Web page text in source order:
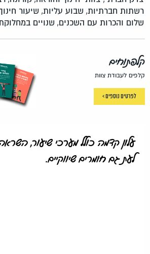
רשתות חברתיות, שבוע עליות, שיעור
שלום והכרות עם השכנים, שנויים
קלפתוחים
קלפים לעבודת צוות
לפרטים נוספים >
עלון קדמה כולל מערכי שיעור,
לעת גם חומרים שיווקיים.